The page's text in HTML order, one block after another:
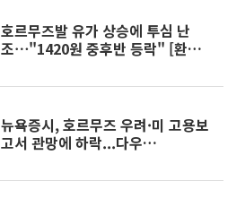
호르무즈발 유가 상승에 투심 난
조⋯"1420원 중후반 등락" [환율전
뉴욕증시, 호르무즈 우려·미 고용보
고서 관망에 하락...다우